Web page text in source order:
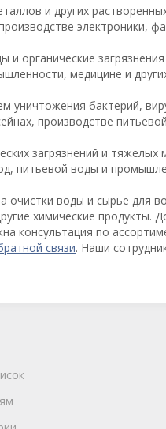
и других
электроники,
и органические
медицине и
уничтожения бактерий,
производстве
загрязнений и тяжелых
питьевой воды и
очистки воды и сырье для
химические продукты.
консультация по
связи. Наши